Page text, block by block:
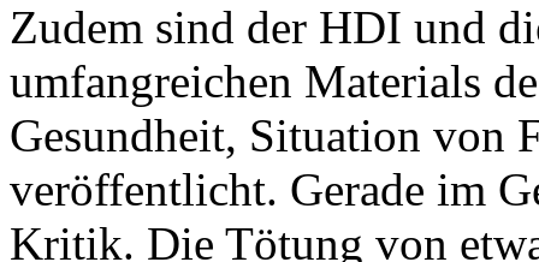
Zudem sind der HDI und
umfangreichen Materials
Gesundheit, Situation von
veröffentlicht. Gerade im
Kritik. Die Tötung von